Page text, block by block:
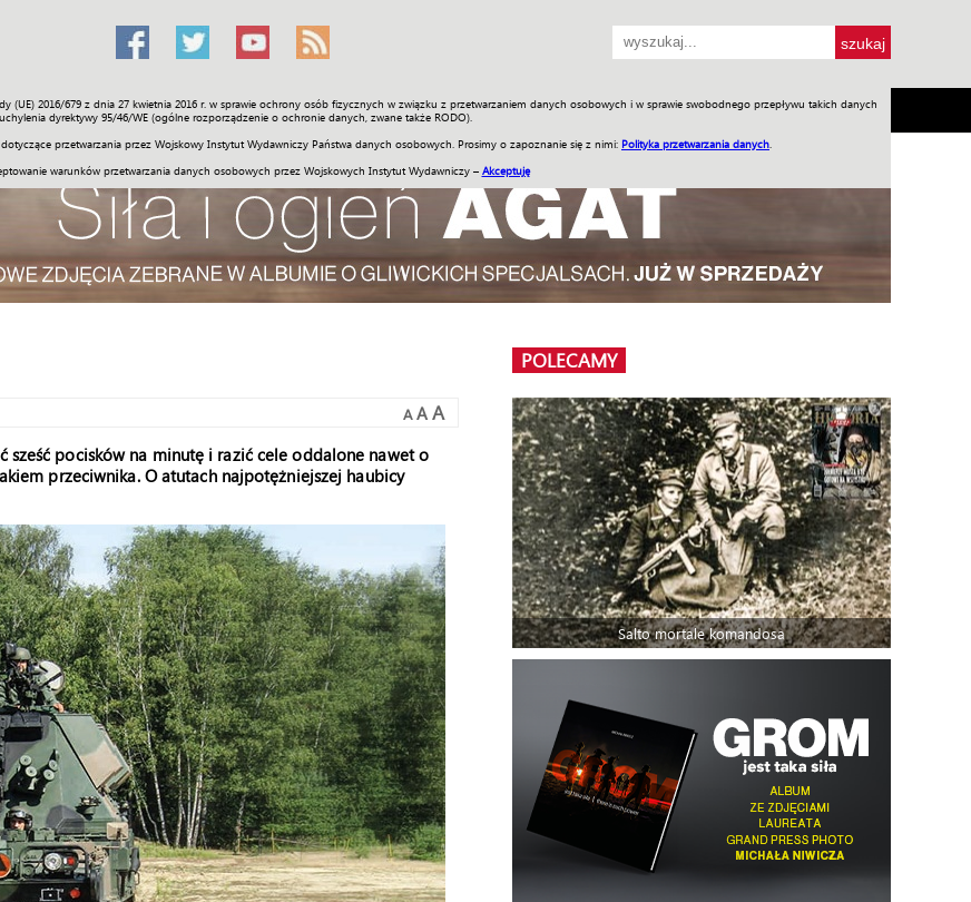
(UE) 2016/679 z dnia 27 kwietnia 2016 r. w sprawie ochrony osób fizycznych w związku z przetwarzaniem danych osobowych i w sprawie swobodnego przepływu takich danych
dyrektywy 95/46/WE (ogólne rozporządzenie o ochronie danych, zwane także RODO).
przetwarzania przez Wojskowy Instytut Wydawniczy Państwa danych osobowych. Prosimy o zapoznanie się z nimi: Polityka przetwarzania danych
warunków przetwarzania danych osobowych przez Wojskowych Instytut Wydawniczy – Akceptuję
Społeczność Sport Historia Galerie Wideo ENGLISH SKLEP Jednodniówki Praca w WIW
A A A
sześć pocisków na minutę i razić cele oddalone nawet o
przeciwnika. O atutach najpotężniejszej haubicy
POLECAMY
Salto mortale komandosa